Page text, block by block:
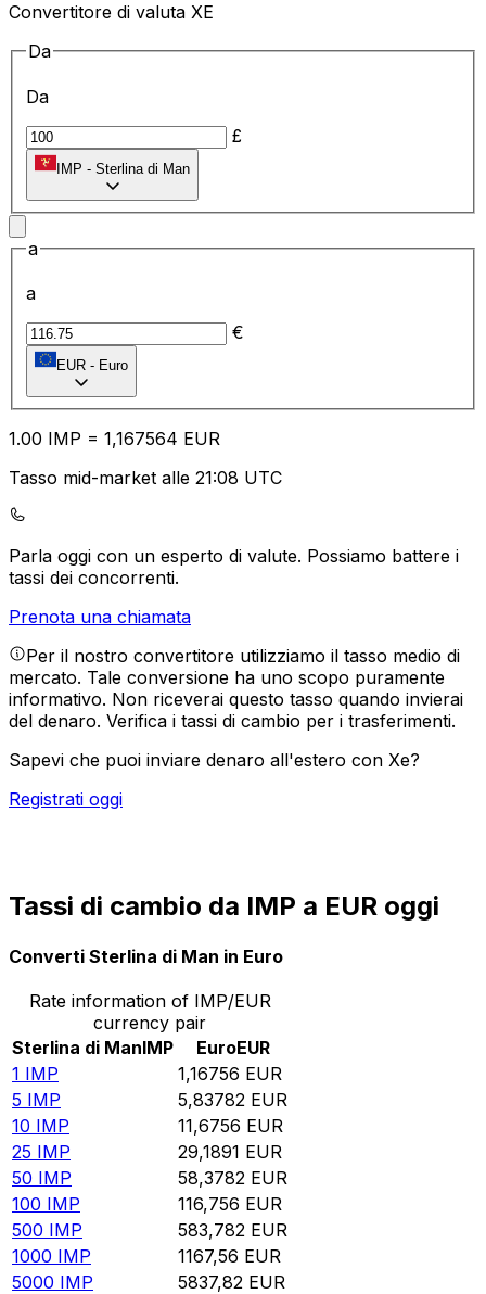
Convertitore di valuta XE
Da
Da
£
IMP - Sterlina di Man
a
a
€
EUR - Euro
1.00 IMP = 1,167564 EUR
Tasso mid-market alle 21:08 UTC
Parla oggi con un esperto di valute. Possiamo battere i
tassi dei concorrenti.
Prenota una chiamata
Per il nostro convertitore utilizziamo il tasso medio di
mercato. Tale conversione ha uno scopo puramente
informativo. Non riceverai questo tasso quando invierai
del denaro. Verifica i tassi di cambio per i trasferimenti.
Sapevi che puoi inviare denaro all'estero con Xe?
Registrati oggi
Tassi di cambio da IMP a EUR oggi
Converti Sterlina di Man in Euro
Rate information of IMP/EUR
currency pair
Sterlina di ManIMP EuroEUR
1 IMP 1,16756 EUR
5 IMP 5,83782 EUR
10 IMP 11,6756 EUR
25 IMP 29,1891 EUR
50 IMP 58,3782 EUR
100 IMP 116,756 EUR
500 IMP 583,782 EUR
1000 IMP 1167,56 EUR
5000 IMP 5837,82 EUR